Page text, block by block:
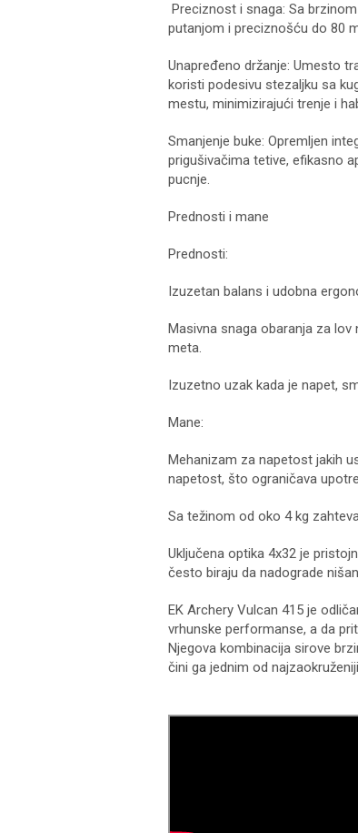
Preciznost i snaga: Sa
putanjom i preciznošću do 80
Unapređeno držanje: Umesto
koristi podesivu stezaljku sa
mestu, minimizirajući trenje i
Smanjenje buke: Opremljen
prigušivačima tetive, efikasno
pucnje.
Prednosti i mane
Prednosti:
Izuzetan balans i udobna
Masivna snaga obaranja za lov
meta.
Izuzetno uzak kada je napet,
Mane:
Mehanizam za napetost jakih
napetost, što ograničava
Sa težinom od oko 4 kg
Uključena optika 4x32 je
često biraju da nadograde
EK Archery Vulcan 415 je
vrhunske performanse, a da
Njegova kombinacija sirove
čini ga jednim od